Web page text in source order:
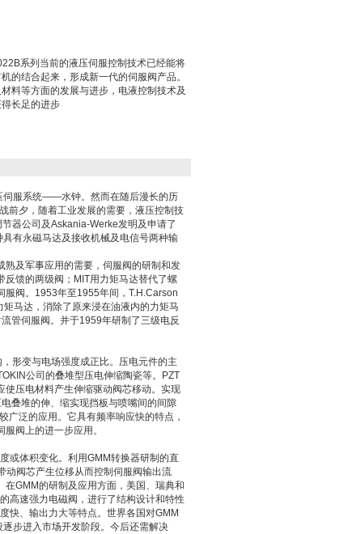
系列当前的液压伺服控制技术已经能将
的结合起来，形成新一代的伺服阀产品。
料等方面的发展与进步，电液控制技术及
长足的进步
伺服系统——水钟。然而在随后漫长的历
前夕，随着工业发展的需要，液压控制技
器公司及Askania-Werke发明及申请了
有永磁马达及接收机械及电信号两种输
及军事应用的需要，伺服阀的研制和发
馈的两级阀；MIT用力矩马达替代了螺
服阀。1953年至1955年间，T.H.Carson
马达，消除了原来浸在油液内的力矩马
管伺服阀。并于1959年研制了三级电反
形变与电场强度成正比。压电元件的主
公司的叠堆型压电伸缩陶瓷等。PZT
压电材料产生伸缩驱动阀芯移动。实现
叠堆的伸、缩实现挡板与喷嘴间的间隙
广泛的应用。它具有频率响应快的特点，
阀上的进一步应用。
或体积变化。利用GMM转换器研制的直
动阀芯产生位移从而控制伺服阀输出流
GMM的研制及应用方面，美国、瑞典和
高速强力电磁阀，进行了结构设计和特性
快、输出力大等特点。世界各国对GMM
步进入市场开发阶段。今后还需解决